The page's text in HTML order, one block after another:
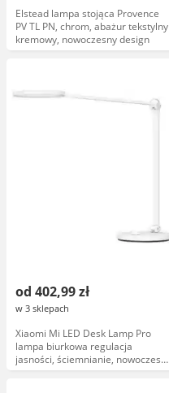
Elstead lampa stojąca Provence
PV TL PN, chrom, abażur tekstylny
kremowy, nowoczesny design
od 402,99 zł
w 3 sklepach
Xiaomi Mi LED Desk Lamp Pro
lampa biurkowa regulacja
jasności, ściemnianie, nowoczesny
design, BHR5968EU